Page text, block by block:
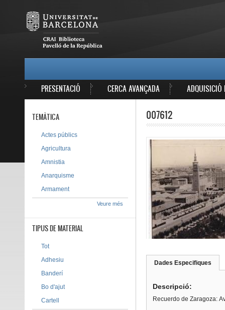
PRESENTACIÓ CERCA AVANÇADA ADQUISICIÓ
007612
Dades Especifiques
Descripció:
Recuerdo de Zaragoza:
TEMÀTICA
Actes públics
Agricultura
Amnistia
Anarquisme
Armament
Veure més
TIPUS DE MATERIAL
Tot
Adhesiu
Banderí
Bo d'ajut
Cartell